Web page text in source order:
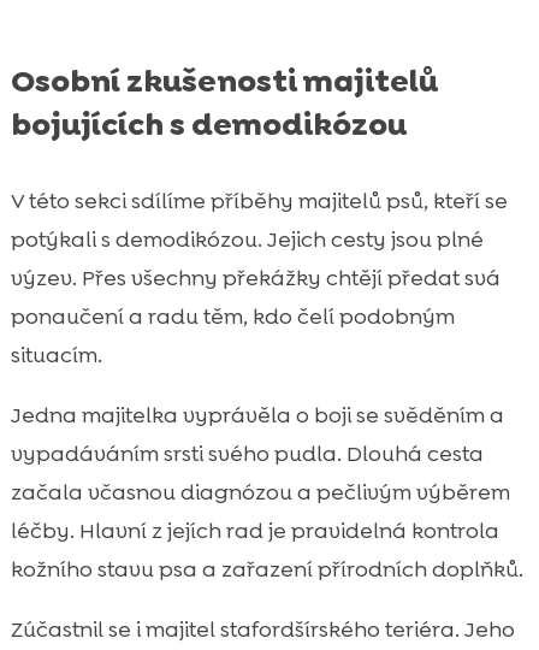
Osobní zkušenosti majitelů
bojujících s demodikózou
V této sekci sdílíme příběhy majitelů psů, kteří se
potýkali s demodikózou. Jejich cesty jsou plné
výzev. Přes všechny překážky chtějí předat svá
ponaučení a radu těm, kdo čelí podobným
situacím.
Jedna majitelka vyprávěla o boji se svěděním a
vypadáváním srsti svého pudla. Dlouhá cesta
začala včasnou diagnózou a pečlivým výběrem
léčby. Hlavní z jejích rad je pravidelná kontrola
kožního stavu psa a zařazení přírodních doplňků.
Zúčastnil se i majitel stafordšírského teriéra. Jeho